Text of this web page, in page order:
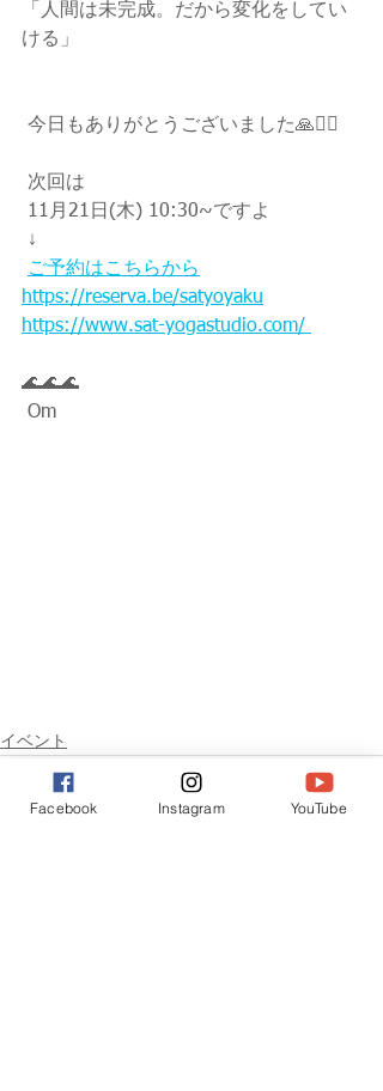
「人間は未完成。だから変化をしてい
ける」
今日もありがとうございました🙏🧘‍♀️
次回は
11月21日(木) 10:30~ですよ
↓
ご予約はこちらから
https://reserva.be/satyoyaku
https://www.sat-yogastudio.com/
🌊🌊🌊
Om
イベント
Facebook Instagram YouTube